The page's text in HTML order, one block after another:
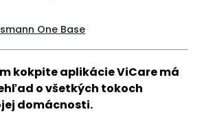
One Base
kokpite aplikácie ViCare má
o všetkých tokoch
domácnosti.